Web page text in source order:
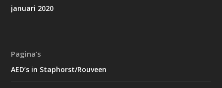
januari 2020
Pagina’s
AED’s in Staphorst/Rouveen